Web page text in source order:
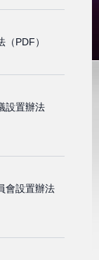
PDF）
設置辦法
會設置辦法